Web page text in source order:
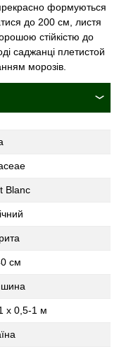
формуються
до 200 см, листя
стійкістю до
саджанці плетистой
морозів.
Blanc
см
х 0,5-1 м